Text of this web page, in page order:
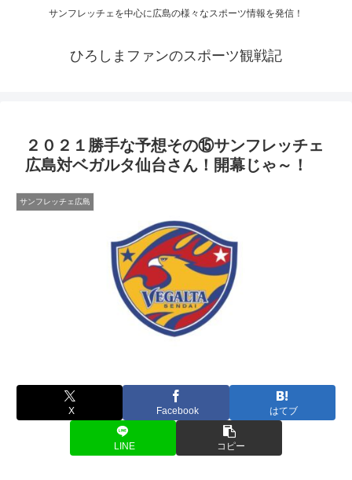
サンフレッチェを中心に広島の様々なスポーツ情報を発信！
ひろしまファンのスポーツ観戦記
２０２１勝手な予想その⑮サンフレッチェ
広島対ベガルタ仙台さん！開幕じゃ～！
サンフレッチェ広島
X Facebook はてブ
LINE コピー